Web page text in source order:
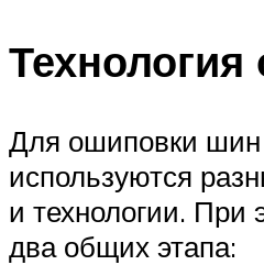
Для ошиповки
используются
и технологии. При
два общих этапа: